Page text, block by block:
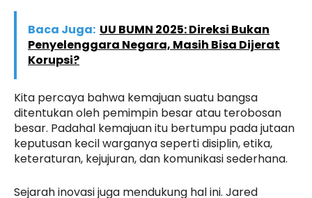
Baca Juga: UU BUMN 2025: Direksi Bukan
Penyelenggara Negara, Masih Bisa Dijerat
Korupsi?
Kita percaya bahwa kemajuan suatu bangsa
ditentukan oleh pemimpin besar atau terobosan
besar. Padahal kemajuan itu bertumpu pada jutaan
keputusan kecil warganya seperti disiplin, etika,
keteraturan, kejujuran, dan komunikasi sederhana.
Sejarah inovasi juga mendukung hal ini. Jared